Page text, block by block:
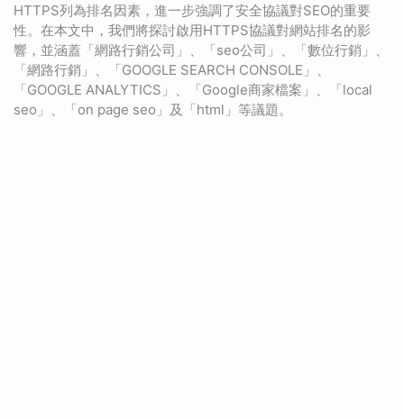
HTTPS列為排名因素，進一步強調了安全協議對SEO的重要
性。在本文中，我們將探討啟用HTTPS協議對網站排名的影
響，並涵蓋「網路行銷公司」、「seo公司」、「數位行銷」、
「網路行銷」、「GOOGLE SEARCH CONSOLE」、
「GOOGLE ANALYTICS」、「Google商家檔案」、「local
seo」、「on page seo」及「html」等議題。